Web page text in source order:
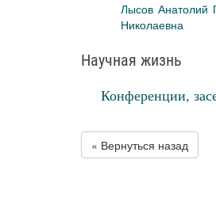
Лысов Анатолий
Николаевна
Научная жизнь
Конференции,
« Вернуться назад